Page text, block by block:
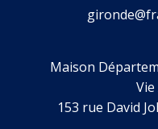
Maison
153 rue David